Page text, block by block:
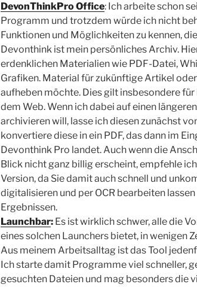
DevonThinkPro Office: Ich arbeite schon
Programm und trotzdem würde ich nicht
Funktionen und Möglichkeiten zu kennen,
Devonthink ist mein persönliches Archiv.
erdenklichen Materialien wie PDF-Datei,
Grafiken. Material für zukünftige Artikel
aufheben möchte. Dies gilt insbesondere
dem Web. Wenn ich dabei auf einen
archivieren will, lasse ich diesen zunächst
konvertiere diese in ein PDF, das dann im
Devonthink Pro landet. Auch wenn die
Blick nicht ganz billig erscheint, empfehle
Version, da Sie damit auch schnell und
digitalisieren und per OCR bearbeiten
Ergebnissen.
Launchbar: Es ist wirklich schwer, alle die
eines solchen Launchers bietet, in wenigen
Aus meinem Arbeitsalltag ist das Tool
Ich starte damit Programme viel schneller,
gesuchten Dateien und mag besonders die